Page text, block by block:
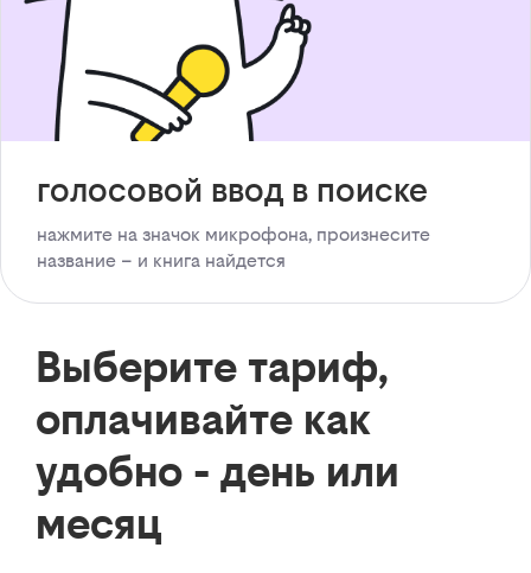
голосовой ввод в поиске
нажмите на значок микрофона, произнесите
название – и книга найдется
Выберите тариф,
оплачивайте как
удобно - день или
месяц